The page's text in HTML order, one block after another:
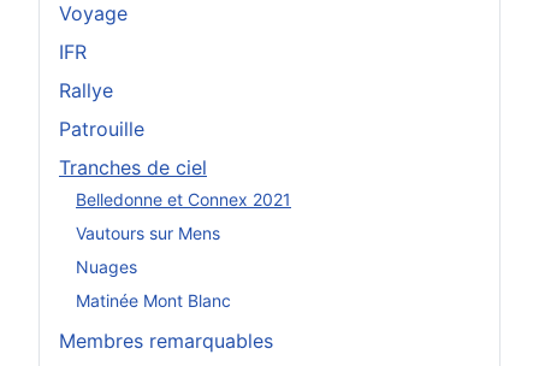
Voyage
IFR
Rallye
Patrouille
Tranches de ciel
Belledonne et Connex 2021
Vautours sur Mens
Nuages
Matinée Mont Blanc
Membres remarquables